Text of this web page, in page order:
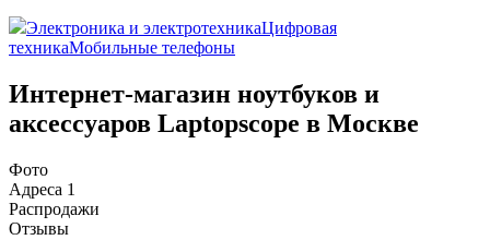
Электроника и электротехникаЦифровая
техникаМобильные телефоны
Интернет-магазин ноутбуков и
аксессуаров Laptopscope в Москве
Фото
Адреса 1
Распродажи
Отзывы